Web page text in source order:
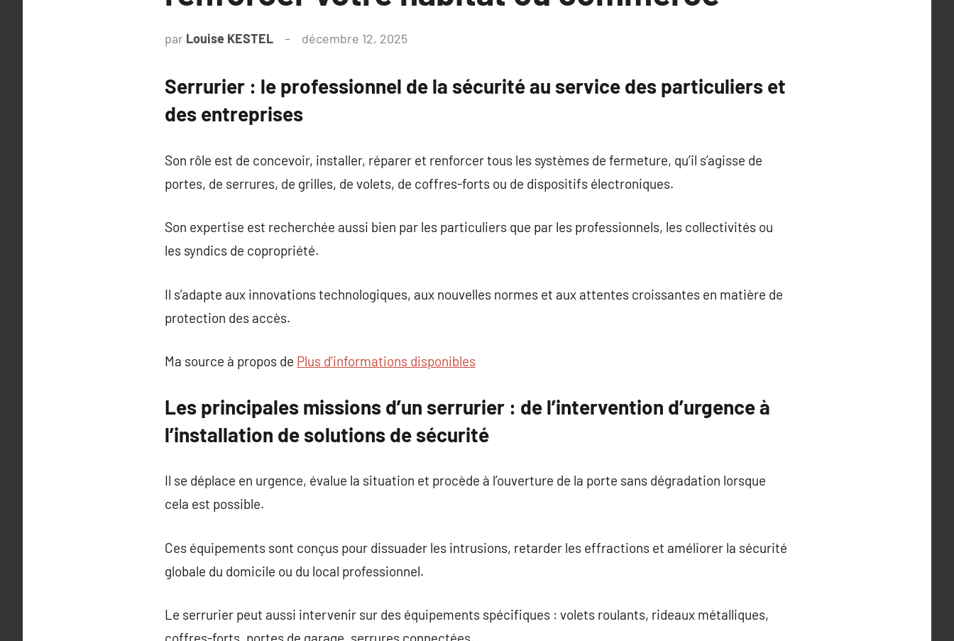
par Louise KESTEL décembre 12, 2025
Serrurier : le professionnel de la sécurité au service des particuliers et
des entreprises
Son rôle est de concevoir, installer, réparer et renforcer tous les systèmes de fermeture, qu’il s’agisse de
portes, de serrures, de grilles, de volets, de coffres-forts ou de dispositifs électroniques.
Son expertise est recherchée aussi bien par les particuliers que par les professionnels, les collectivités ou
les syndics de copropriété.
Il s’adapte aux innovations technologiques, aux nouvelles normes et aux attentes croissantes en matière de
protection des accès.
Ma source à propos de Plus d’informations disponibles
Les principales missions d’un serrurier : de l’intervention d’urgence à
l’installation de solutions de sécurité
Il se déplace en urgence, évalue la situation et procède à l’ouverture de la porte sans dégradation lorsque
cela est possible.
Ces équipements sont conçus pour dissuader les intrusions, retarder les effractions et améliorer la sécurité
globale du domicile ou du local professionnel.
Le serrurier peut aussi intervenir sur des équipements spécifiques : volets roulants, rideaux métalliques,